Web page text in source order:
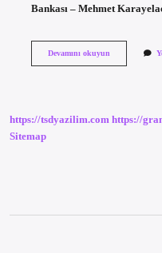
Bankası – Mehmet
Devamını okuyunKarekök
https://tsdyazilim.com https://
Sitemap